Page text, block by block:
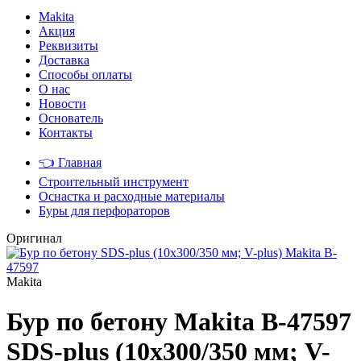
Makita
Акция
Реквизиты
Доставка
Способы оплаты
О нас
Новости
Основатель
Контакты
👈 Главная
Строительный инструмент
Оснастка и расходные материалы
Буры для перфораторов
Оригинал
Makita
Бур по бетону Makita B-47597
SDS-plus (10х300/350 мм; V-